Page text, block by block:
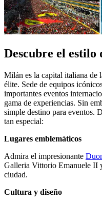
Descubre el estilo
Milán es la capital italiana de
élite. Sede de equipos
importantes eventos
gama de experiencias. Sin
simple destino para eventos.
tan especial:
Lugares emblemáticos
Admira el impresionante
Galleria Vittorio Emanuele II
ciudad.
Cultura y diseño